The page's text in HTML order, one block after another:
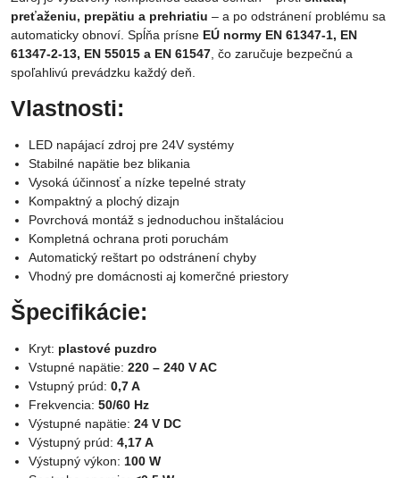
preťaženiu, prepätiu a prehriatiu – a po odstránení problému sa
automaticky obnoví. Spĺňa prísne EÚ normy EN 61347-1, EN
61347-2-13, EN 55015 a EN 61547, čo zaručuje bezpečnú a
spoľahlivú prevádzku každý deň.
Vlastnosti:
LED napájací zdroj pre 24V systémy
Stabilné napätie bez blikania
Vysoká účinnosť a nízke tepelné straty
Kompaktný a plochý dizajn
Povrchová montáž s jednoduchou inštaláciou
Kompletná ochrana proti poruchám
Automatický reštart po odstránení chyby
Vhodný pre domácnosti aj komerčné priestory
Špecifikácie:
Kryt: plastové puzdro
Vstupné napätie: 220 – 240 V AC
Vstupný prúd: 0,7 A
Frekvencia: 50/60 Hz
Výstupné napätie: 24 V DC
Výstupný prúd: 4,17 A
Výstupný výkon: 100 W